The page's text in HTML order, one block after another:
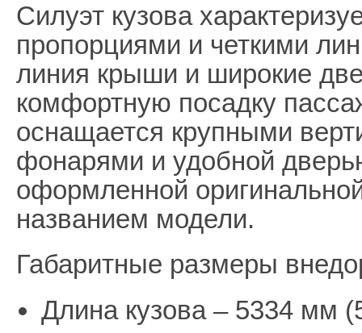
Силуэт кузова
пропорциями и четкими
линия крыши и широкие
комфортную посадку
оснащается крупными
фонарями и удобной
оформленной
названием модели.
Габаритные размеры
Длина кузова – 5334 мм